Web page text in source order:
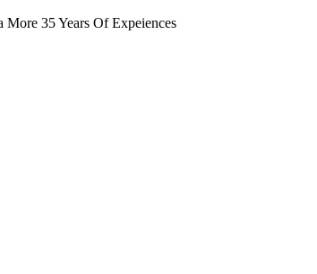
More 35 Years Of Expeiences